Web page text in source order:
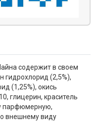
содержит в своем
гидрохлорид (2,5%),
(1,25%), окись
глицерин, краситель
парфюмерную,
внешнему виду